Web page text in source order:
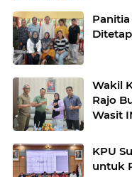
Panitia HUT Ke-9 Relasi Publik
Wakil
Rajo Budiman
Wasit INKADO
KPU
untuk